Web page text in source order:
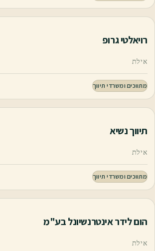
רויאלטי גרופ
אילת
מתווכים ומשרדי תיווך
תיווך נשיא
אילת
מתווכים ומשרדי תיווך
הום לידר אינטרנשיונל בע"מ
אילת